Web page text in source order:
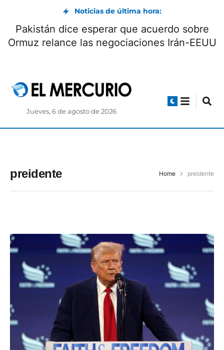
Noticias de última hora:
Pakistán dice esperar que acuerdo sobre
Ormuz relance las negociaciones Irán-EEUU
Jueves, 6 de agosto de 2026
preidente Home preidente